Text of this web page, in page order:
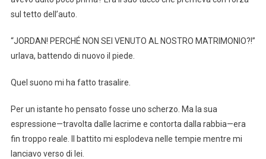
sul tetto dell’auto.
“JORDAN! PERCHÉ NON SEI VENUTO AL NOSTRO MATRIMONIO?!”
urlava, battendo di nuovo il piede.
Quel suono mi ha fatto trasalire.
Per un istante ho pensato fosse uno scherzo. Ma la sua
espressione—travolta dalle lacrime e contorta dalla rabbia—era
fin troppo reale. Il battito mi esplodeva nelle tempie mentre mi
lanciavo verso di lei.